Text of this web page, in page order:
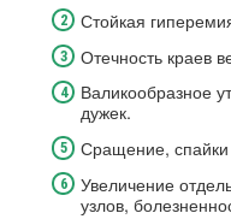
Стойкая
Отечность краев
Валикообразное
дужек.
Сращение,
Увеличение
узлов,